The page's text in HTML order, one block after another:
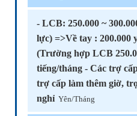
- LCB: 250.000 ~
lực) =>Về tay : 200.000
(Trường hợp LCB
tiếng/tháng - Các trợ
trợ cấp làm thêm giờ,
nghỉ Yên/Tháng